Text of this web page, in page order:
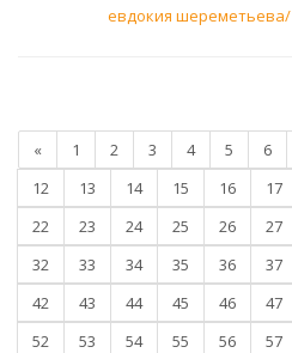
евдокия шереметьева/
« 1 2 3 4 5 6
12
13 14 15 16 17
22
23 24 25 26 27
32
33 34 35 36 37
42
43 44 45 46 47
52
53 54 55 56 57